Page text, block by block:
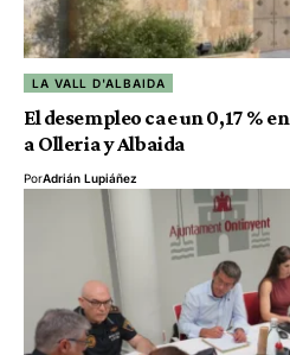
LA VALL D'ALBAIDA
El desempleo cae un 0,17 %
a Olleria y Albaida
PorAdrián Lupiáñez